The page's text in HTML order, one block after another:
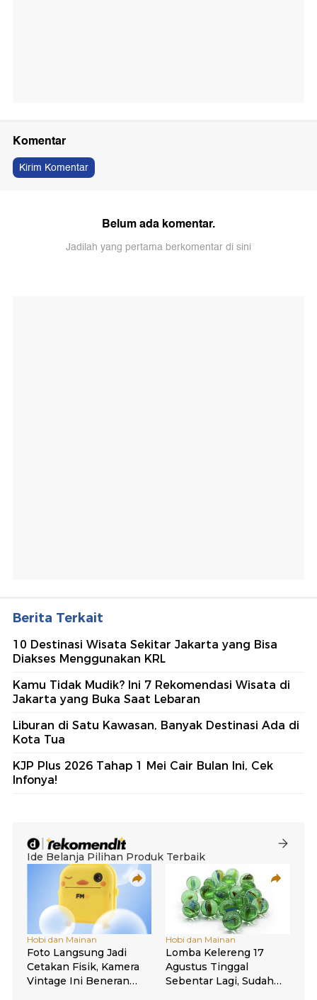
Komentar
Kirim Komentar
Belum ada komentar.
Jadilah yang pertama berkomentar di sini
Berita Terkait
10 Destinasi Wisata Sekitar Jakarta yang Bisa
Diakses Menggunakan KRL
Kamu Tidak Mudik? Ini 7 Rekomendasi Wisata di
Jakarta yang Buka Saat Lebaran
Liburan di Satu Kawasan, Banyak Destinasi Ada di
Kota Tua
KJP Plus 2026 Tahap 1 Mei Cair Bulan Ini, Cek
Infonya!